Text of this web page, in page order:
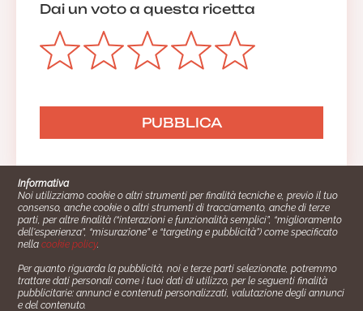
Dai un voto a questa ricetta
Cucinare.it è un marchio commerciale di Impiego24.it s.r.l.
copyright 2014 - 2024 P.IVA: 03406490130
Informativa
Noi utilizziamo cookie o altri strumenti per finalità tecniche e, previo il tuo
consenso, anche cookie o altri strumenti di tracciamento, anche di terze
parti, per altre finalità (“interazioni e funzionalità semplici”, “miglioramento
dell'esperienza”, “misurazione” e “targeting e pubblicità”) come specificato
nellacookie policy.
Per quanto riguarda la pubblicità, noi e terze parti selezionate, potremmo
trattare dati personali come i tuoi dati di utilizzo, per le seguenti finalità
pubblicitarie: annunci e contenuti personalizzati, valutazione degli annunci
e del contenuto.